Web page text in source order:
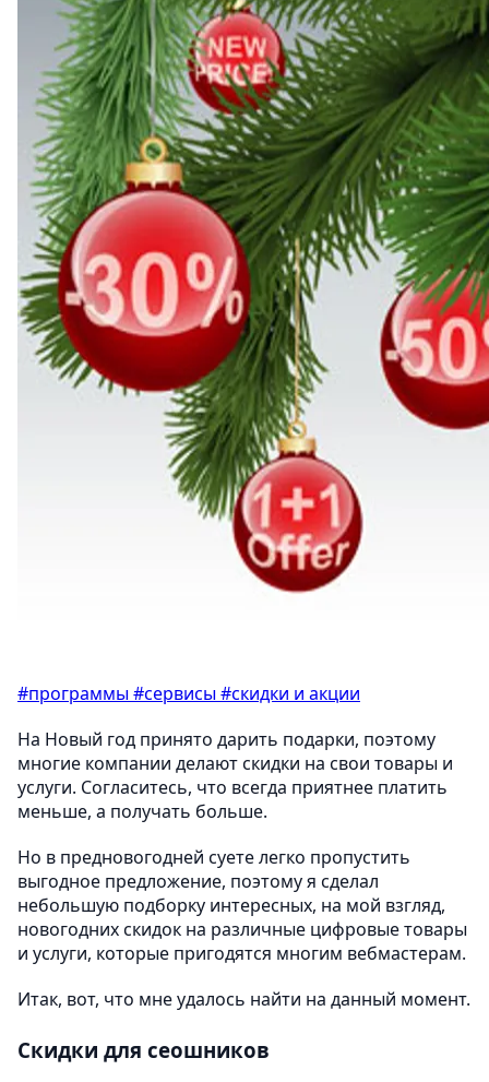
#программы#сервисы#скидки и акции
На Новый год принято дарить подарки, поэтому
многие компании делают скидки на свои товары и
услуги. Согласитесь, что всегда приятнее платить
меньше, а получать больше.
Но в предновогодней суете легко пропустить
выгодное предложение, поэтому я сделал
небольшую подборку интересных, на мой взгляд,
новогодних скидок на различные цифровые товары
и услуги, которые пригодятся многим вебмастерам.
Итак, вот, что мне удалось найти на данный момент.
Скидки для сеошников